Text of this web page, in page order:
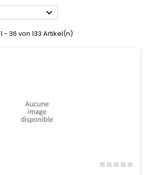

1 - 36 von 133 Artikel(n)